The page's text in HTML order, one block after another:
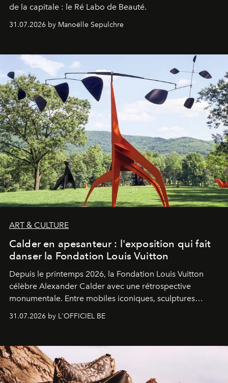
de la capitale : le Ré Labo de Beauté.
31.07.2026 by Manoëlle Sepulchre
ART & CULTURE
Calder en apesanteur : l'exposition qui fait
danser la Fondation Louis Vuitton
Depuis le printemps 2026, la Fondation Louis Vuitton
célèbre Alexander Calder avec une rétrospective
monumentale. Entre mobiles iconiques, sculptures
monumentales et poésie du mouvement, l'artiste
américain investit les espaces imaginés par Frank Gehry
sculpture.
31.07.2026 by L'OFFICIEL BE